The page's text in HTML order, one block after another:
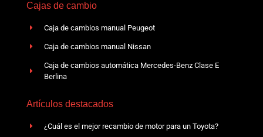
Cajas de cambio
Caja de cambios manual Peugeot
Caja de cambios manual Nissan
Caja de cambios automática Mercedes-Benz Clase E
Berlina
Artículos destacados
¿Cuál es el mejor recambio de motor para un Toyota?